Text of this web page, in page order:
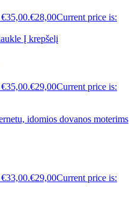
€28,00Current price is:
Į krepšelį
€29,00Current price is:
€29,00Current price is: